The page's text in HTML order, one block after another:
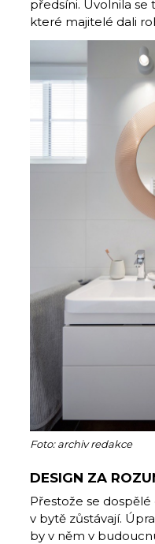
předsíni. Uvolnila
které majitelé dali
Foto: archiv redakce
DESIGN ZA
Přestože se
v bytě zůstávají.
by v něm v